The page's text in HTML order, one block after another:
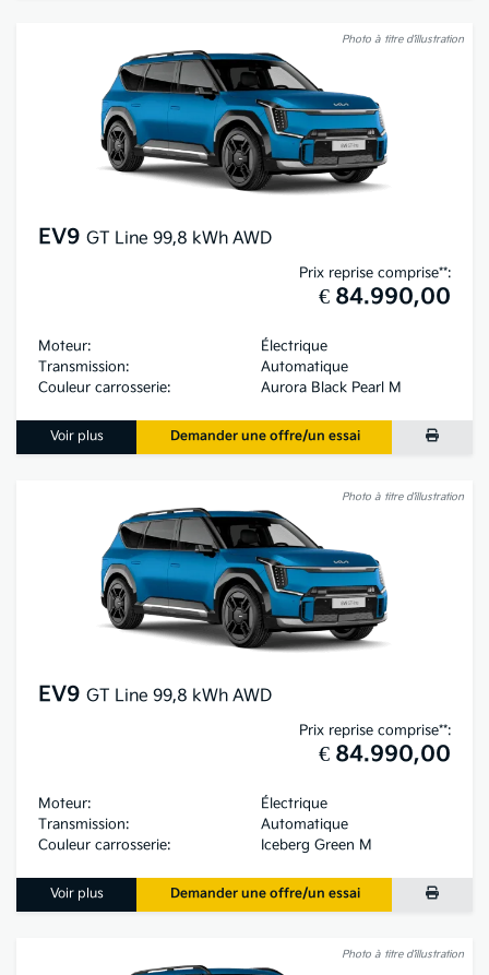
Photo à titre d’illustration
EV9 GT Line 99,8 kWh AWD
Prix reprise comprise**:
€ 84.990,00
Moteur:
Électrique
Transmission:
Automatique
Couleur carrosserie:
Aurora Black Pearl M
Voir plus Demander une offre/un essai
Photo à titre d’illustration
EV9 GT Line 99,8 kWh AWD
Prix reprise comprise**:
€ 84.990,00
Moteur:
Électrique
Transmission:
Automatique
Couleur carrosserie:
Iceberg Green M
Voir plus Demander une offre/un essai
Photo à titre d’illustration